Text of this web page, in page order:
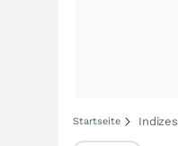
Startseite Indizes